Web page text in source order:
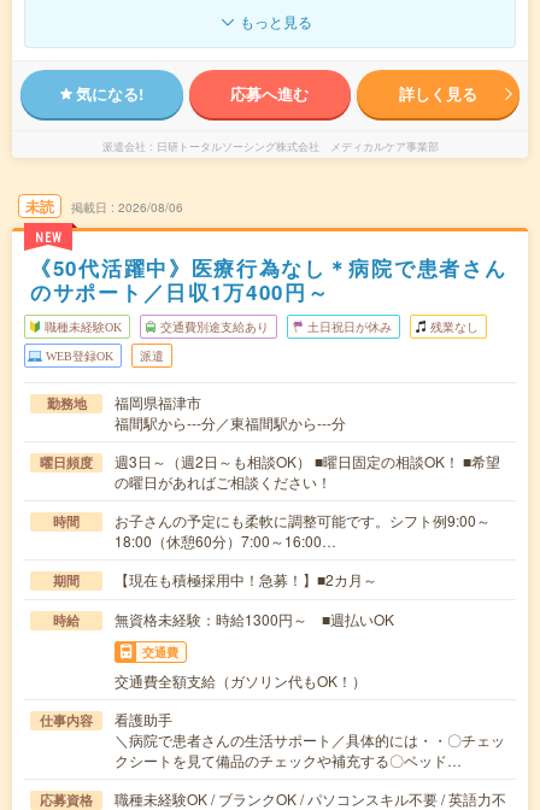
もっと見る
気になる! 応募へ進む 詳しく見る
派遣会社 日研トータルソーシング株式会社 メディカルケア事業部
未読
NEW
掲載日 2026/08/06
《50代活躍中》医療行為なし＊病院で患者さん
のサポート／日収1万400円～
職種未経験OK 交通費別途支給あり 土日祝日が休み 残業なし
WEB登録OK 派遣
勤務地
福岡県福津市
福間駅から---分／東福間駅から---分
曜日頻度
週3日～（週2日～も相談OK） ■曜日固定の相談OK！ ■希望
の曜日があればご相談ください！
時間
お子さんの予定にも柔軟に調整可能です。シフト例9:00～
18:00（休憩60分）7:00～16:00…
期間 【現在も積極採用中！急募！】■2カ月～
時給 無資格未経験：時給1300円～ ■週払いOK
交通費
交通費全額支給（ガソリン代もOK！）
仕事内容
看護助手
＼病院で患者さんの生活サポート／具体的には・・〇チェッ
クシートを見て備品のチェックや補充する〇ベッド…
応募資格
職種未経験OK / ブランクOK / パソコンスキル不要 / 英語力不